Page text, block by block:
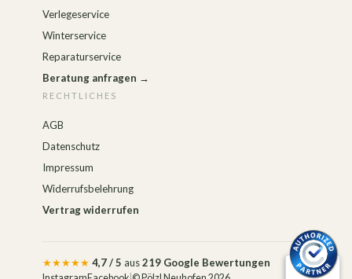
Verlegeservice
Winterservice
Reparaturservice
Beratung anfragen →
RECHTLICHES
AGB
Datenschutz
Impressum
Widerrufsbelehrung
Vertrag widerrufen
★★★★★ 4,7 / 5 aus219 Google Bewertungen